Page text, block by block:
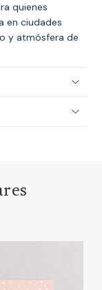
quienes
en ciudades
y atmósfera de